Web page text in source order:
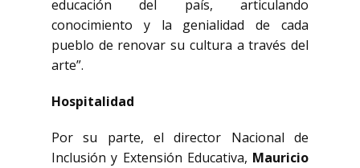
educación del país, articulando
conocimiento y la genialidad de cada
pueblo de renovar su cultura a través del
arte”.
Hospitalidad
Por su parte, el director Nacional de
Inclusión y Extensión Educativa, Mauricio